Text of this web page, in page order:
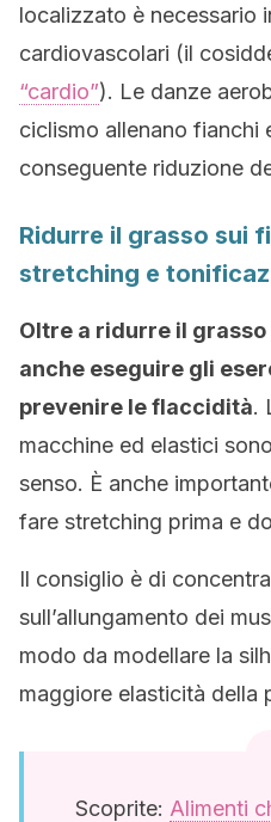
localizzato è necessario
cardiovascolari (il
“cardio”). Le danze
ciclismo allenano fianchi
conseguente riduzione
Ridurre il grasso sui
stretching e
Oltre a ridurre il
anche eseguire gli
prevenire le flaccidità.
macchine ed elastici
senso. È anche
fare stretching prima e
Il consiglio è di
sull’allungamento dei
modo da modellare la
maggiore elasticità della
Scoprite: Alimenti